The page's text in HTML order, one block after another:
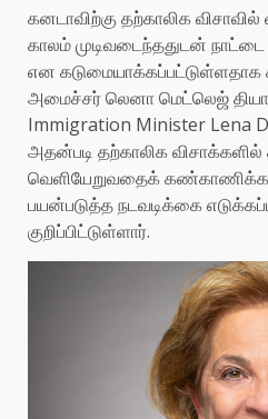
கனடாவிற்கு தற்காலிக
காலம் முடிவடைந்ததுடன்
என கடுமையாக்கப்பட்டுள்ளதாக
அமைச்சர் லெனா மெட்லெஜ்
Immigration Minister Lena
அதன்படி தற்காலிக
வெளியேறுவதைக் கண்காணிக்க
பயன்படுத்த நடவடிக்கை
குறிப்பிட்டுள்ளார்.